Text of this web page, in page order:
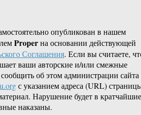
опубликован в нашем
Properна основании действующей
Соглашения. Если вы считаете,
ваши авторские и/или смежные
об этом администрации сайта
с указанием адреса (URL)
Нарушение будет в кратчайшие
наказаны.